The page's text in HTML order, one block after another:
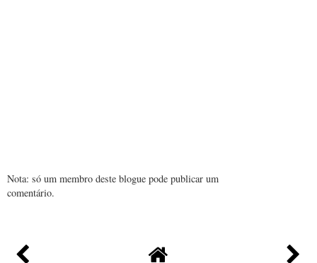
Nota: só um membro deste blogue pode publicar um
comentário.